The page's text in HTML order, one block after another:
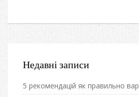
Недавні записи
5 рекомендацій як правильно